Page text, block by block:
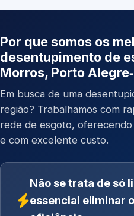
Por que somos os
desentupimento de
Morros, Porto
Em busca de uma
região? Trabalhamos com
rede de esgoto,
e com excelente custo.
Não se trata de só
essencial eliminar